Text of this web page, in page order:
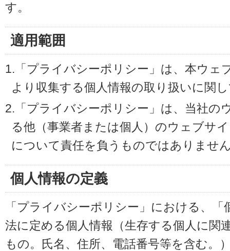
す。
適用範囲
1.「プライバシーポリシー」は、本ウェ
より収集する個人情報の取り扱いに関
2.「プライバシーポリシー」は、当社の
る他（事業者または個人）のウェブサ
について責任を負うものではありませ
個人情報の定義
「プライバシーポリシー」における、
法に定める個人情報（生存する個人に関
もの。氏名、住所、電話番号等を含む。